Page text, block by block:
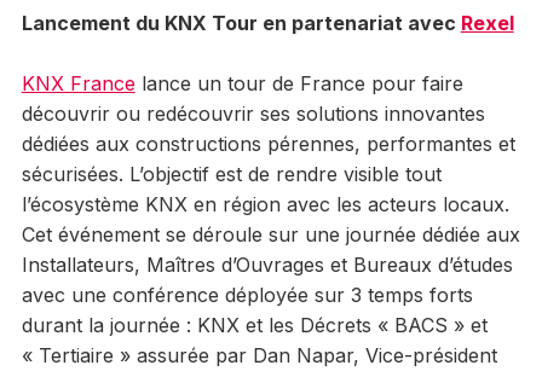
Lancement du KNX Tour en partenariat avec Rexel
KNX Francelance un tour de France pour faire
découvrir ou redécouvrir ses solutions innovantes
dédiées aux constructions pérennes, performantes et
sécurisées. L’objectif est de rendre visible tout
l’écosystème KNX en région avec les acteurs locaux.
Cet événement se déroule sur une journée dédiée aux
Installateurs, Maîtres d’Ouvrages et Bureaux d’études
avec une conférence déployée sur 3 temps forts
durant la journée : KNX et les Décrets « BACS » et
« Tertiaire » assurée par Dan Napar, Vice-président